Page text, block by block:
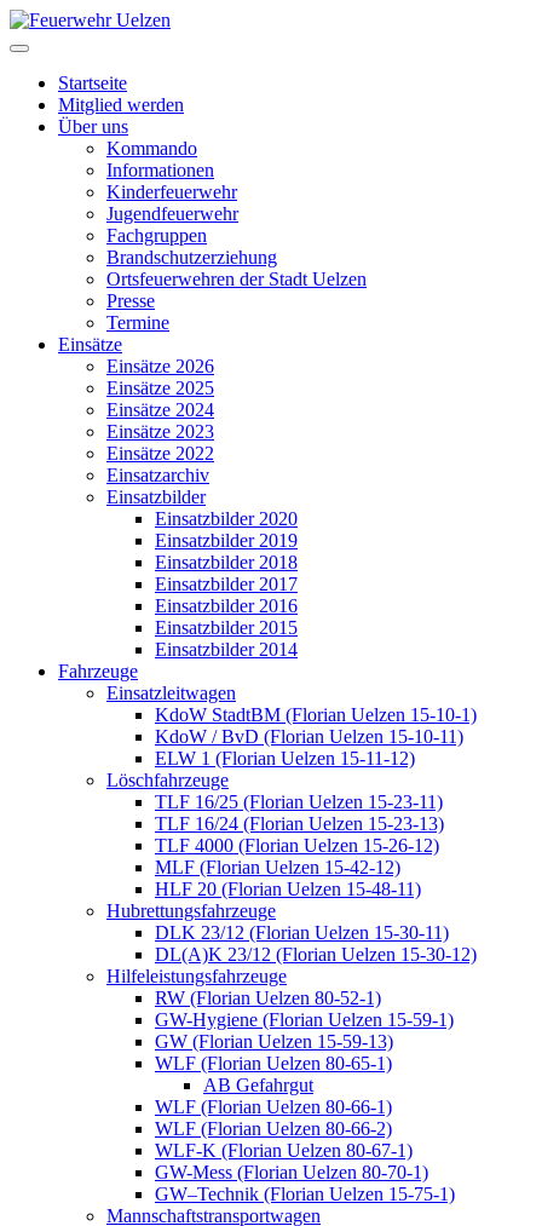
Startseite
Mitglied werden
Über uns
Kommando
Informationen
Kinderfeuerwehr
Jugendfeuerwehr
Fachgruppen
Brandschutzerziehung
Ortsfeuerwehren der Stadt Uelzen
Presse
Termine
Einsätze
Einsätze 2026
Einsätze 2025
Einsätze 2024
Einsätze 2023
Einsätze 2022
Einsatzarchiv
Einsatzbilder
Einsatzbilder 2020
Einsatzbilder 2019
Einsatzbilder 2018
Einsatzbilder 2017
Einsatzbilder 2016
Einsatzbilder 2015
Einsatzbilder 2014
Fahrzeuge
Einsatzleitwagen
KdoW StadtBM (Florian Uelzen 15-10-1)
KdoW / BvD (Florian Uelzen 15-10-11)
ELW 1 (Florian Uelzen 15-11-12)
Löschfahrzeuge
TLF 16/25 (Florian Uelzen 15-23-11)
TLF 16/24 (Florian Uelzen 15-23-13)
TLF 4000 (Florian Uelzen 15-26-12)
MLF (Florian Uelzen 15-42-12)
HLF 20 (Florian Uelzen 15-48-11)
Hubrettungsfahrzeuge
DLK 23/12 (Florian Uelzen 15-30-11)
DL(A)K 23/12 (Florian Uelzen 15-30-12)
Hilfeleistungsfahrzeuge
RW (Florian Uelzen 80-52-1)
GW-Hygiene (Florian Uelzen 15-59-1)
GW (Florian Uelzen 15-59-13)
WLF (Florian Uelzen 80-65-1)
AB Gefahrgut
WLF (Florian Uelzen 80-66-1)
WLF (Florian Uelzen 80-66-2)
WLF-K (Florian Uelzen 80-67-1)
GW-Mess (Florian Uelzen 80-70-1)
GW–Technik (Florian Uelzen 15-75-1)
Mannschaftstransportwagen